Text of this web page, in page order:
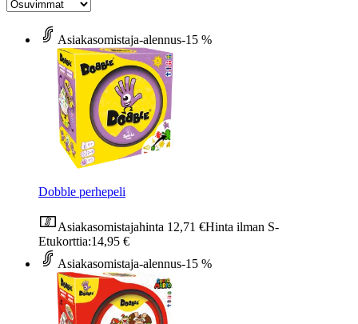
Asiakasomistaja-alennus-15 %
Dobble perhepeli
Asiakasomistajahinta 12,71 €Hinta ilman S-
Etukorttia:14,95 €
Asiakasomistaja-alennus-15 %